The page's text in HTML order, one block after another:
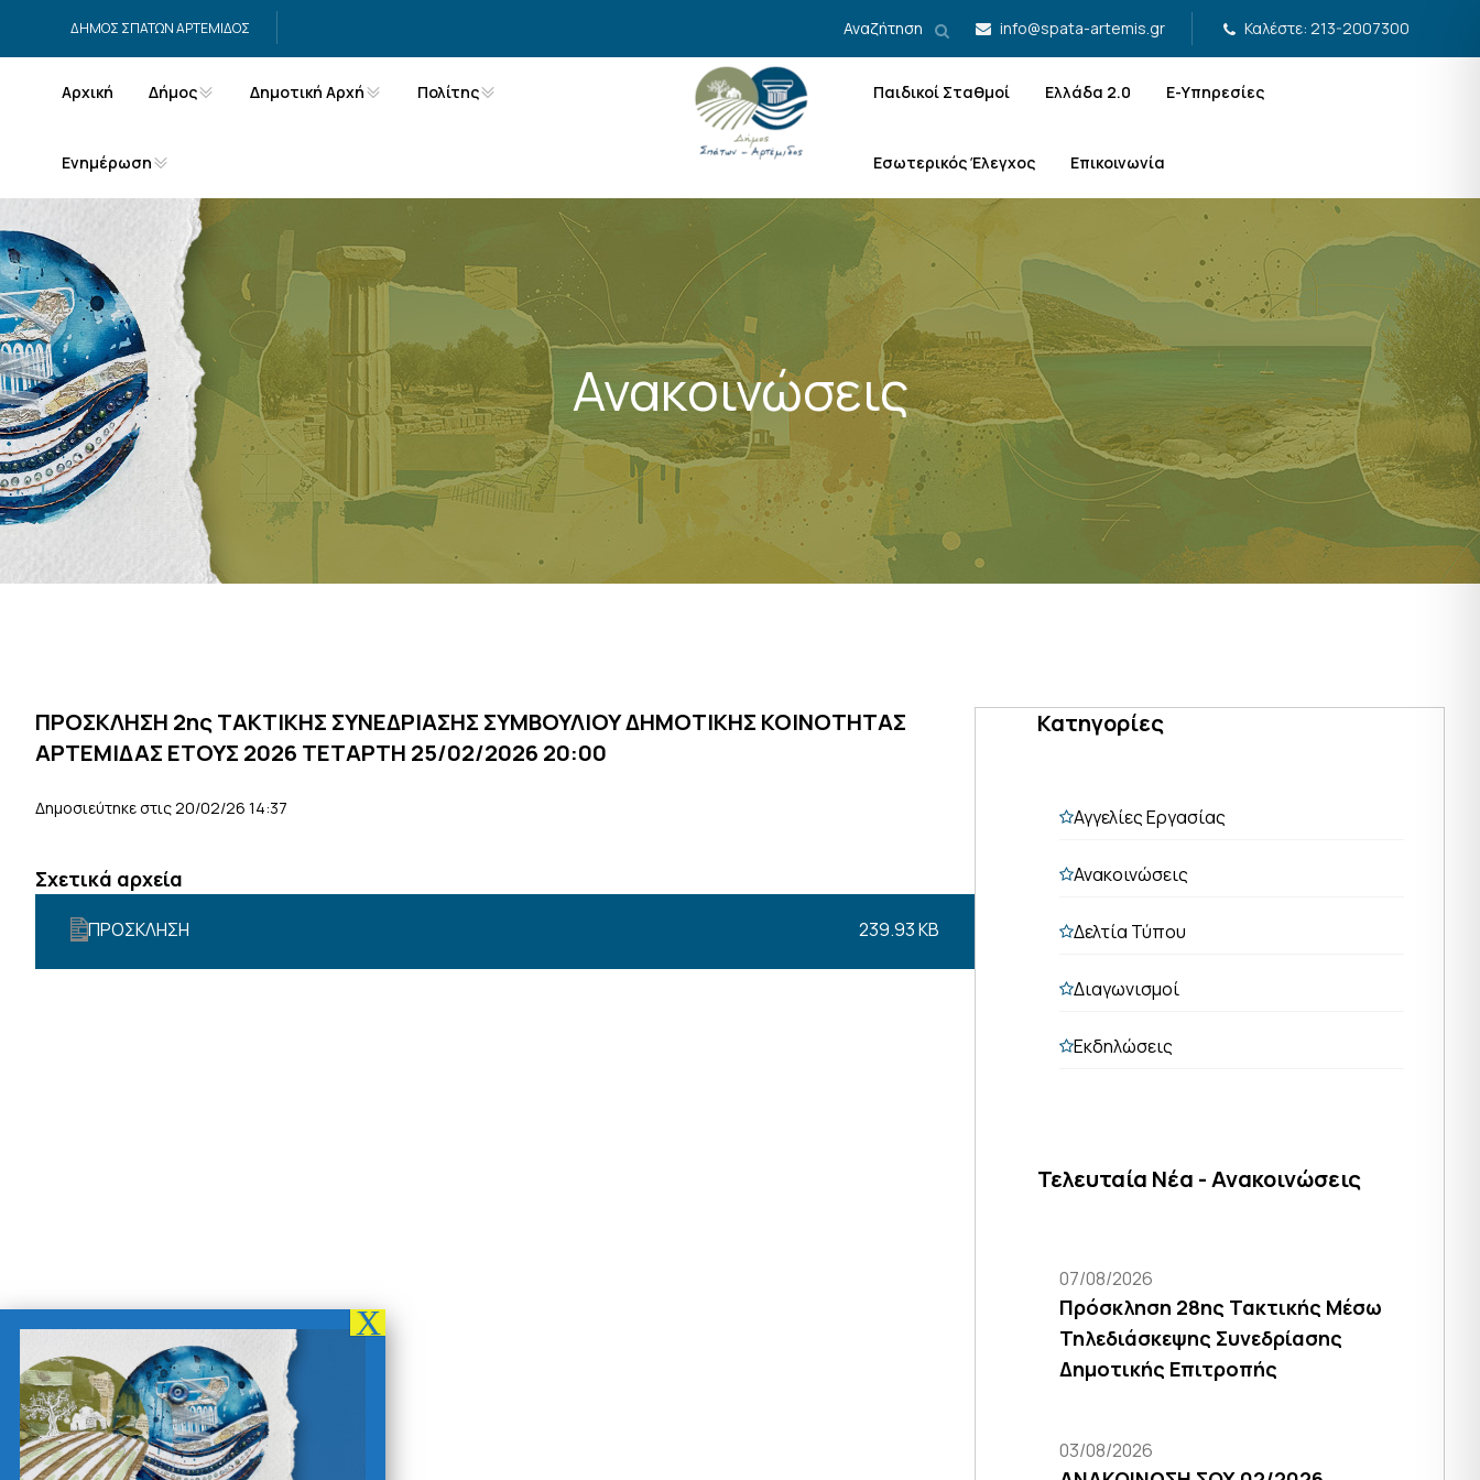
ΔΗΜΟΣ ΣΠΑΤΩΝ ΑΡΤΕΜΙΔΟΣ Αναζήτηση info@spata-artemis.gr Καλέστε: 213-2007300
Αρχική Δήμος Δημοτική Αρχή Πολίτης
Ενημέρωση
Παιδικοί Σταθμοί Ελλάδα 2.0 Ε-Υπηρεσίες
Εσωτερικός Έλεγχος Επικοινωνία
Ανακοινώσεις
ΠΡΟΣΚΛΗΣΗ 2ης ΤΑΚΤΙΚΗΣ ΣΥΝΕΔΡΙΑΣΗΣ ΣΥΜΒΟΥΛΙΟΥ ΔΗΜΟΤΙΚΗΣ ΚΟΙΝΟΤΗΤΑΣ
ΑΡΤΕΜΙΔΑΣ ΕΤΟΥΣ 2026 ΤΕΤΑΡΤΗ 25/02/2026 20:00
Δημοσιεύτηκε στις 20/02/26 14:37
Σχετικά αρχεία
ΠΡΟΣΚΛΗΣΗ 239.93 KB
Κατηγορίες
Αγγελίες Εργασίας
Ανακοινώσεις
Δελτία Τύπου
Διαγωνισμοί
Εκδηλώσεις
Τελευταία Νέα - Ανακοινώσεις
07/08/2026
Πρόσκληση 28ης Τακτικής Μέσω
Τηλεδιάσκεψης Συνεδρίασης
Δημοτικής Επιτροπής
03/08/2026